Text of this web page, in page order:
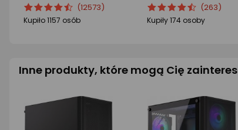
ocena
produktu
Ocena
produktu
(12573)
Kupiło 1157 osób
ocena
produktu
Ocena
produktu
(263)
Kupiły 174 osoby
Inne produkty, które mogą Cię